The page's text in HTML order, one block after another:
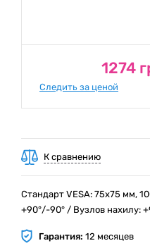
1274
Следить за ценой
К сравнению
Стандарт VESA: 75х75 мм,
+90°/-90° / Вузлов нахилу:
Гарантия: 12 месяцев